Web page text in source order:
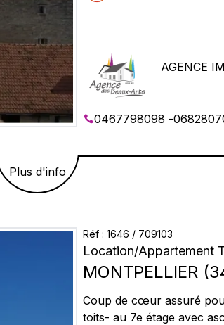
AGENCE
0467798098 -
Plus d'info
Réf : 1646 / 709103
Location/Appartement
MONTPELLIER (
Coup de cœur assuré
toits- au 7e étage avec